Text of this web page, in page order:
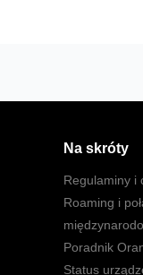
Na skróty
Regulaminy i
Roaming i
Poradnik
Status